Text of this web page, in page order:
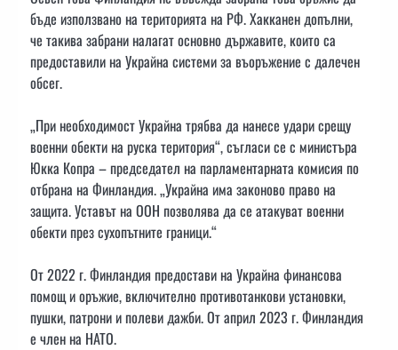
бъде използвано на територията на РФ. Хакканен допълни,
че такива забрани налагат основно държавите, които са
предоставили на Украйна системи за въоръжение с далечен
обсег.
„При необходимост Украйна трябва да нанесе удари срещу
военни обекти на руска територия“, съгласи се с министъра
Юкка Копра – председател на парламентарната комисия по
отбрана на Финландия. „Украйна има законово право на
защита. Уставът на ООН позволява да се атакуват военни
обекти през сухопътните граници.“
От 2022 г. Финландия предостави на Украйна финансова
помощ и оръжие, включително противотанкови установки,
пушки, патрони и полеви дажби. От април 2023 г. Финландия
е член на НАТО.